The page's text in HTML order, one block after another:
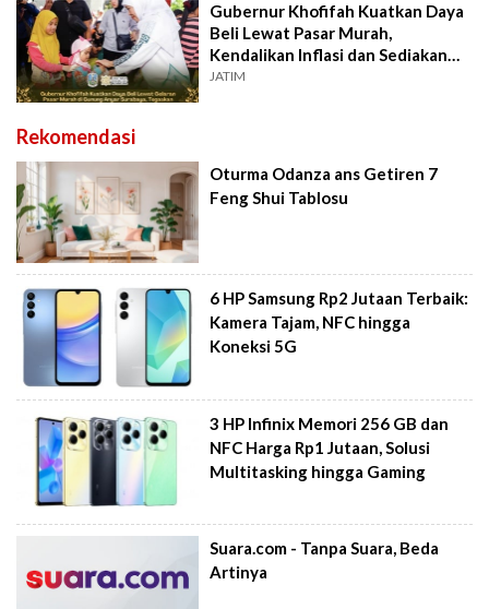
Gubernur Khofifah Kuatkan Daya
Beli Lewat Pasar Murah,
Kendalikan Inflasi dan Sediakan
Bahan Pokok
JATIM
Rekomendasi
Oturma Odanza ans Getiren 7
Feng Shui Tablosu
6 HP Samsung Rp2 Jutaan Terbaik:
Kamera Tajam, NFC hingga
Koneksi 5G
3 HP Infinix Memori 256 GB dan
NFC Harga Rp1 Jutaan, Solusi
Multitasking hingga Gaming
Suara.com - Tanpa Suara, Beda
Artinya